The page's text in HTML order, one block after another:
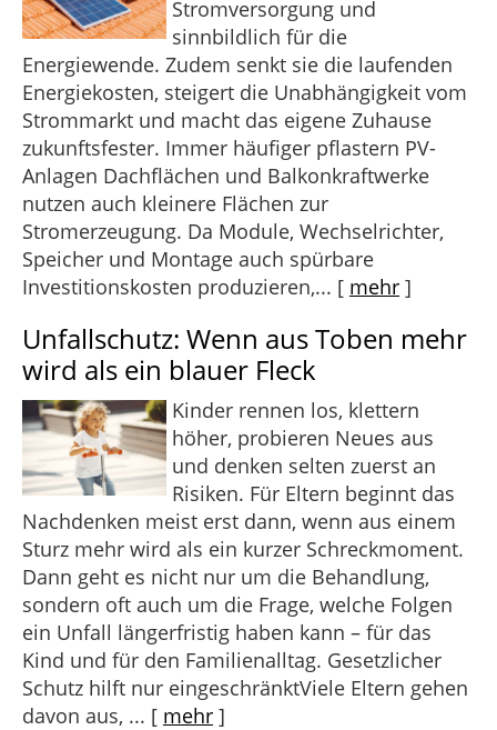
Stromversorgung und
sinnbildlich für die
Energiewende. Zudem senkt sie die laufenden
Energiekosten, steigert die Unabhängigkeit vom
Strommarkt und macht das eigene Zuhause
zukunftsfester. Immer häufiger pflastern PV-
Anlagen Dachflächen und Balkonkraftwerke
nutzen auch kleinere Flächen zur
Stromerzeugung. Da Module, Wechselrichter,
Speicher und Montage auch spürbare
Investitionskosten produzieren,... [ mehr ]
Unfallschutz: Wenn aus Toben mehr
wird als ein blauer Fleck
Kinder rennen los, klettern
höher, probieren Neues aus
und denken selten zuerst an
Risiken. Für Eltern beginnt das
Nachdenken meist erst dann, wenn aus einem
Sturz mehr wird als ein kurzer Schreckmoment.
Dann geht es nicht nur um die Behandlung,
sondern oft auch um die Frage, welche Folgen
ein Unfall längerfristig haben kann – für das
Kind und für den Familienalltag. Gesetzlicher
Schutz hilft nur eingeschränktViele Eltern gehen
davon aus, ... [ mehr ]